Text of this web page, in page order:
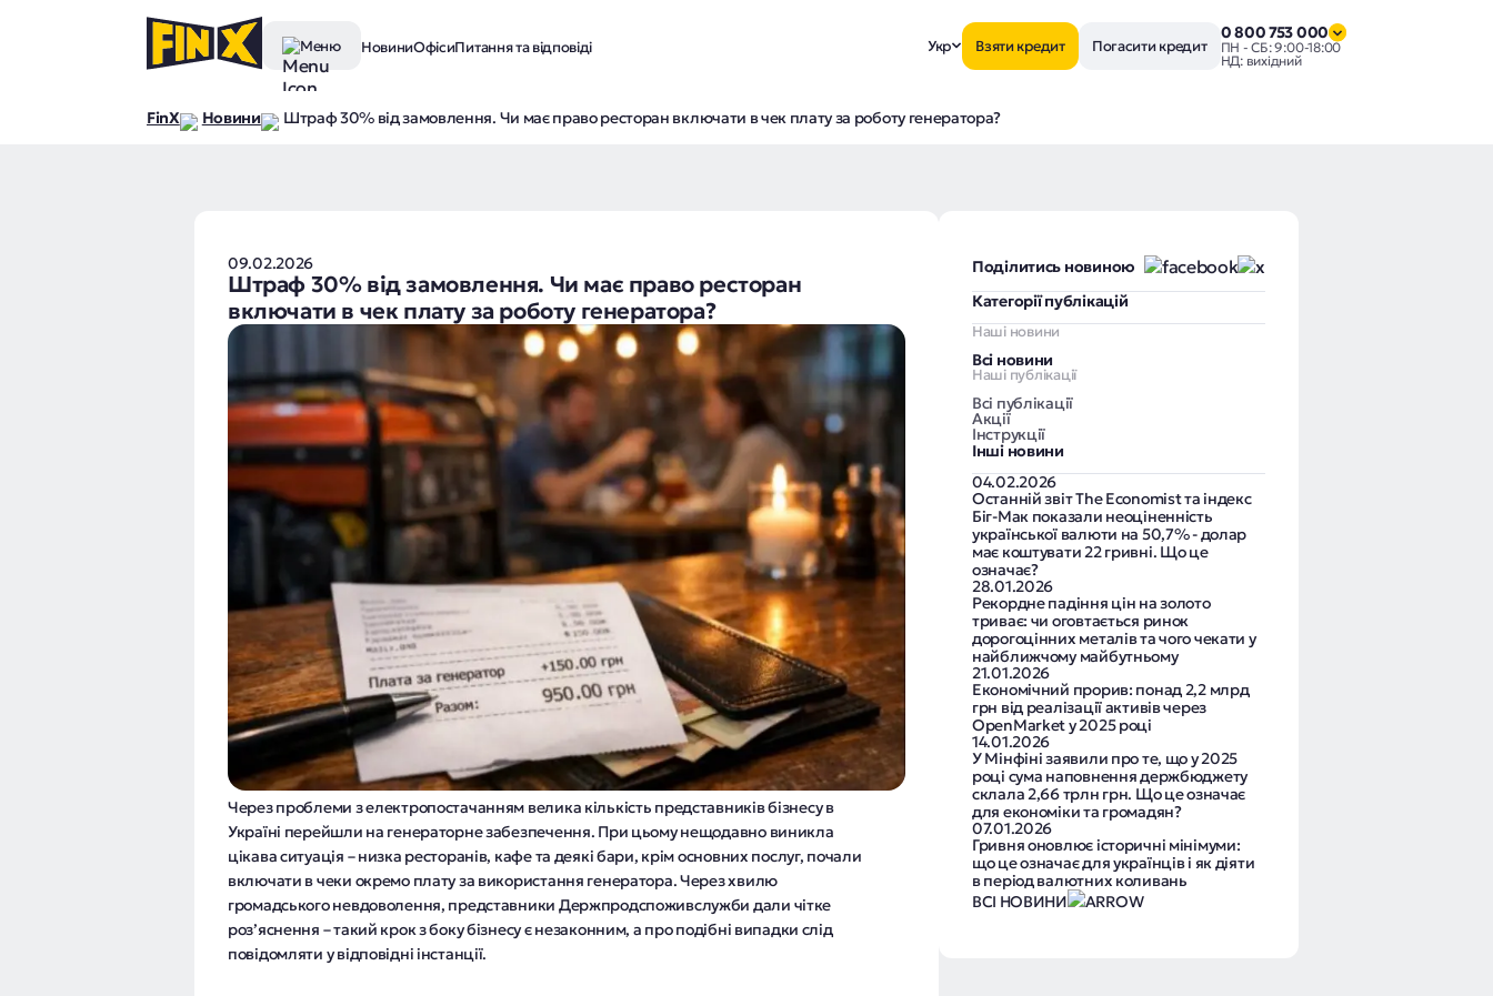
Меню НовиниОфісиПитання та відповіді Укр Взяти кредит Погасити кредит
0 800 753 000
ПН - СБ: 9:00-18:00
НД: вихідний
FinX Новини Штраф 30% від замовлення. Чи має право ресторан включати в чек плату за роботу генератора?
09.02.2026
Штраф 30% від замовлення. Чи має право ресторан
включати в чек плату за роботу генератора?
Через проблеми з електропостачанням велика кількість представників бізнесу в
Україні перейшли на генераторне забезпечення. При цьому нещодавно виникла
цікава ситуація – низка ресторанів, кафе та деякі бари, крім основних послуг, почали
включати в чеки окремо плату за використання генератора. Через хвилю
громадського невдоволення, представники Держпродспоживслужби дали чітке
роз’яснення – такий крок з боку бізнесу є незаконним, а про подібні випадки слід
повідомляти у відповідні інстанції.
Поділитись новиною
Категорії публікацій
Наші новини
Всі новини
Наші публікації
Всі публікації
Акції
Інструкції
Інші новини
04.02.2026
Останній звіт The Economist та індекс
Біг-Мак показали неоціненність
української валюти на 50,7% - долар
має коштувати 22 гривні. Що це
означає?
28.01.2026
Рекордне падіння цін на золото
триває: чи оговтається ринок
дорогоцінних металів та чого чекати у
найближчому майбутньому
21.01.2026
Економічний прорив: понад 2,2 млрд
грн від реалізації активів через
OpenMarket у 2025 році
14.01.2026
У Мінфіні заявили про те, що у 2025
році сума наповнення держбюджету
склала 2,66 трлн грн. Що це означає
для економіки та громадян?
07.01.2026
Гривня оновлює історичні мінімуми:
що це означає для українців і як діяти
в період валютних коливань
ВСІ НОВИНИ